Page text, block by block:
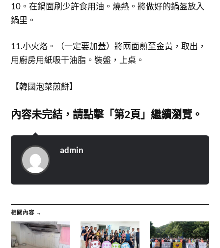
10。在鍋面刷少許食用油。燒熱。將做好的鍋盔放入
鍋里。
11.小火烙。（一定要加蓋）將兩面煎至金黃，取出，
用廚房用紙吸干油脂。裝盤，上桌。
【韓國泡菜煎餅】
內容未完結，請點擊「第2頁」繼續瀏覽。
admin
相關內容 →